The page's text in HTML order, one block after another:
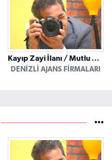
Kayıp Zayi İlanı / Mutlu Ajans / Denizli
DENIZLI AJANS FIRMALARI